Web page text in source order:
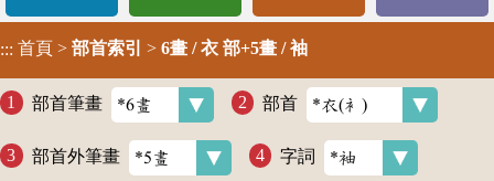
::: 首頁 > 部首索引 > 6畫 / 衣 部+5畫 / 袖
部首筆畫 部首
部首外筆畫 字詞